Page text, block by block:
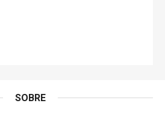
SOBRE